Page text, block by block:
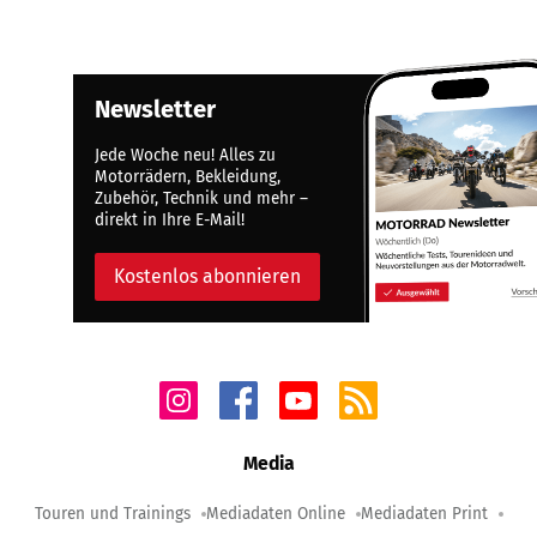
Newsletter
Jede Woche neu! Alles zu
Motorrädern, Bekleidung,
Zubehör, Technik und mehr –
direkt in Ihre E-Mail!
Kostenlos abonnieren
Media
Touren und Trainings Mediadaten Online Mediadaten Print